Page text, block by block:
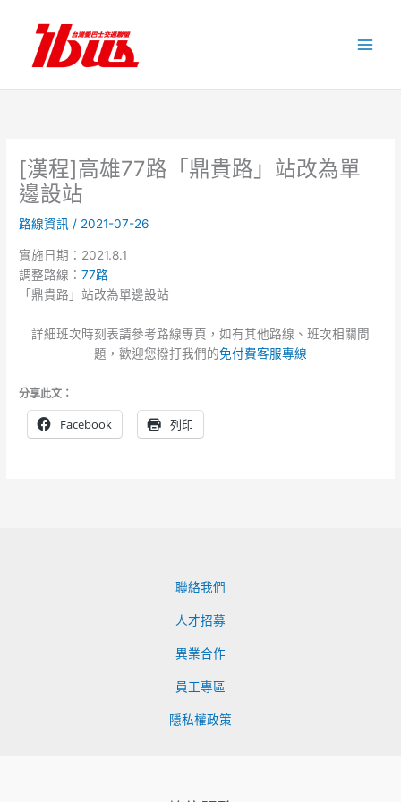
內
[漢程]高雄77路「鼎貴路」站改為單
邊設站
路線資訊 / 2021-07-26
實施日期：2021.8.1
調整路線：77路
「鼎貴路」站改為單邊設站
詳細班次時刻表請參考路線專頁，如有其他路線、班次相關問
題，歡迎您撥打我們的免付費客服專線
分享此文：
Facebook 列印
聯絡我們
人才招募
異業合作
員工專區
隱私權政策